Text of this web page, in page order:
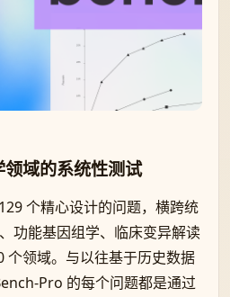
域的系统性测试
个精心设计的问题，横跨统
功能基因组学、临床变异解读
个领域。与以往基于历史数据
Pro 的每个问题都是通过